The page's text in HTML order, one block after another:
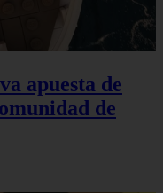
apuesta de
de